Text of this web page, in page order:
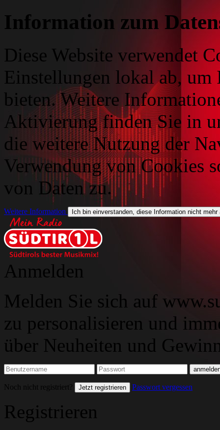
Information zum
Diese Website verwendet
Einstellungen lokal ab, um
bieten. Weitere
Aktivierung finden Sie in
die weitere Nutzung der
Verwendung von Cookies
von Daten zu.
Weitere Information Ich bin einverstanden, diese Information nicht mehr
Anmelden
Melden Sie sich auf
zu personalisieren und
über Neuheiten und
Noch nicht registriert? Jetzt registrieren Passwort vergessen
Registrieren